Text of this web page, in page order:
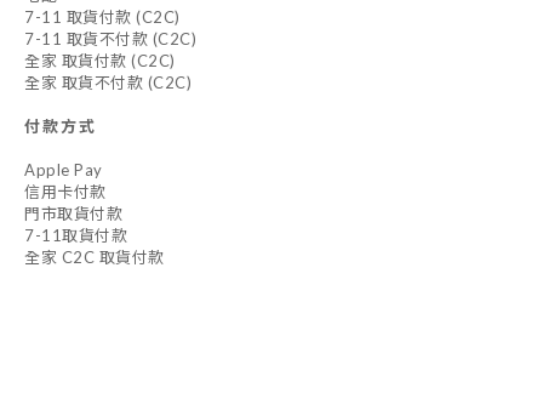
7-11 取貨付款 (C2C)
7-11 取貨不付款 (C2C)
全家 取貨付款 (C2C)
全家 取貨不付款 (C2C)
付款方式
Apple Pay
信用卡付款
門市取貨付款
7-11取貨付款
全家 C2C 取貨付款